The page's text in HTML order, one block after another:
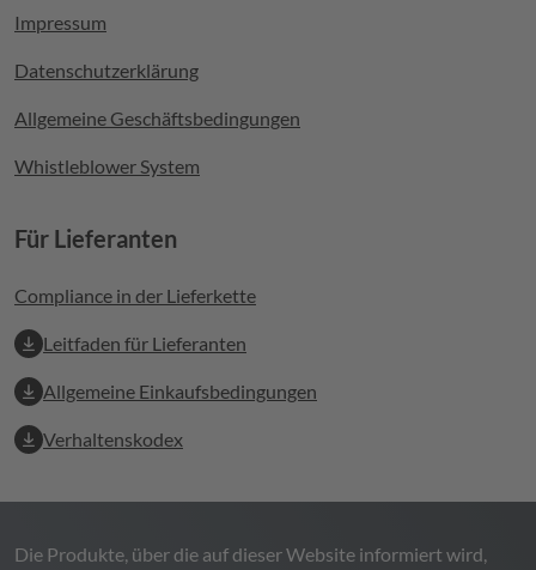
Impressum
Datenschutzerklärung
Allgemeine Geschäftsbedingungen
Whistleblower System
Für Lieferanten
Compliance in der Lieferkette
Leitfaden für Lieferanten
Allgemeine Einkaufsbedingungen
Verhaltenskodex
Die Produkte, über die auf dieser Website informiert wird,